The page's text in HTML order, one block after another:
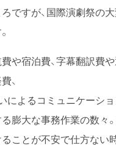
ですが、国際演劇祭の
や宿泊費、字幕翻訳費
、
によるコミュニケーショ
膨大な事務作業の数々
ことが不安で仕方ない